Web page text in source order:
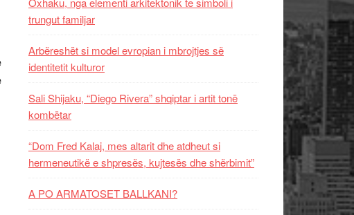
trungut familjar
Arbëreshët si model evropian i mbrojtjes së
identitetit kulturor
Sali Shijaku, “Diego Rivera” shqiptar i artit tonë
kombëtar
“Dom Fred Kalaj, mes altarit dhe atdheut si
hermeneutikë e shpresës, kujtesës dhe shërbimit”
A PO ARMATOSET BALLKANI?